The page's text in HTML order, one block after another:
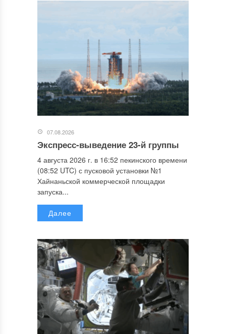
07.08.2026
Экспресс-выведение 23-й группы
4 августа 2026 г. в 16:52 пекинского времени
(08:52 UTC) с пусковой установки №1
Хайнаньской коммерческой площадки
запуска...
Далее